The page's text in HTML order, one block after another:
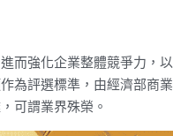
而強化企業整體競爭力，以
為評選標準，由經濟部商業
可謂業界殊榮。